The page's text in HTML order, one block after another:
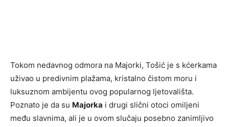
Tokom nedavnog odmora na Majorki, Tošić je s kćerkama
uživao u predivnim plažama, kristalno čistom moru i
luksuznom ambijentu ovog popularnog ljetovališta.
Poznato je da su Majorka i drugi slični otoci omiljeni
među slavnima, ali je u ovom slučaju posebno zanimljivo